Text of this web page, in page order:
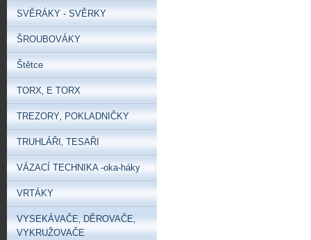
SVĚRÁKY - SVĚRKY
ŠROUBOVÁKY
Štětce
TORX‚ E TORX
TREZORY‚ POKLADNIČKY
TRUHLÁŘI‚ TESAŘI
VÁZACÍ TECHNIKA -oka-háky
VRTÁKY
VYSEKÁVAČE‚ DĚROVAČE‚
VYKRUŽOVAČE